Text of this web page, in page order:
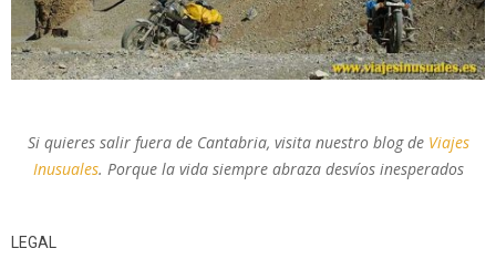
Si quieres salir fuera de Cantabria, visita nuestro blog de Viajes
Inusuales. Porque la vida siempre abraza desvíos inesperados
LEGAL